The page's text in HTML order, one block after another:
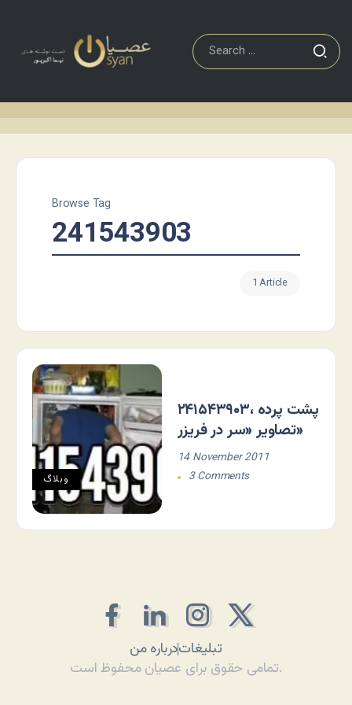
Browse Tag
241543903
1 Article
وبلاگ
۲۴۱۵۴۳۹۰۳، پشت پرده
تصاویر «سر در فریزر»
14 November 2011
3 Comments
درباره منتبلیغات
تمامی حقوق برای عصیان محفوظ است.